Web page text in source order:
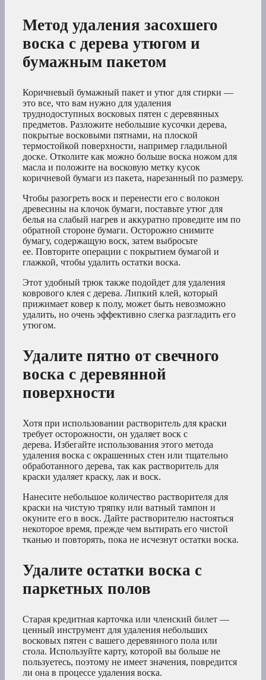
Метод удаления засохшего
воска с дерева утюгом и
бумажным пакетом
Коричневый бумажный пакет и утюг для стирки —
это все, что вам нужно для удаления
труднодоступных восковых пятен с деревянных
предметов. Разложите небольшие кусочки дерева,
покрытые восковыми пятнами, на плоской
термостойкой поверхности, например гладильной
доске. Отколите как можно больше воска ножом для
масла и положите на восковую метку кусок
коричневой бумаги из пакета, нарезанный по размеру.
Чтобы разогреть воск и перенести его с волокон
древесины на клочок бумаги, поставьте утюг для
белья на слабый нагрев и аккуратно проведите им по
обратной стороне бумаги. Осторожно снимите
бумагу, содержащую воск, затем выбросьте
ее. Повторите операции с покрытием бумагой и
глажкой, чтобы удалить остатки воска.
Этот удобный трюк также подойдет для удаления
коврового клея с дерева. Липкий клей, который
прижимает ковер к полу, может быть невозможно
удалить, но очень эффективно слегка разгладить его
утюгом.
Удалите пятно от свечного
воска с деревянной
поверхности
Хотя при использовании растворитель для краски
требует осторожности, он удаляет воск с
дерева. Избегайте использования этого метода
удаления воска с окрашенных стен или тщательно
обработанного дерева, так как растворитель для
краски удаляет краску, лак и воск.
Нанесите небольшое количество растворителя для
краски на чистую тряпку или ватный тампон и
окуните его в воск. Дайте растворителю настояться
некоторое время, прежде чем вытирать его чистой
тканью и повторять, пока не исчезнут остатки воска.
Удалите остатки воска с
паркетных полов
Старая кредитная карточка или членский билет —
ценный инструмент для удаления небольших
восковых пятен с вашего деревянного пола или
стола. Используйте карту, которой вы больше не
пользуетесь, поэтому не имеет значения, повредится
ли она в процессе удаления воска.